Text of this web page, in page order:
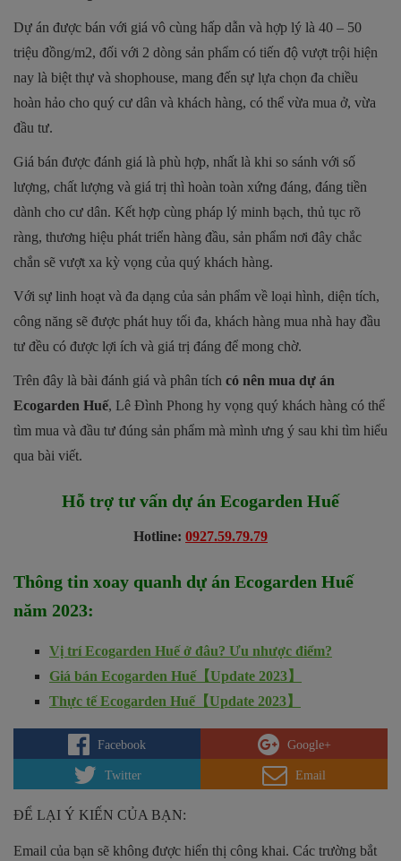
Dự án được bán với giá vô cùng hấp dẫn và hợp lý là 40 – 50
triệu đồng/m2, đối với 2 dòng sản phẩm có tiến độ vượt trội hiện
nay là biệt thự và shophouse, mang đến sự lựa chọn đa chiều
hoàn hảo cho quý cư dân và khách hàng, có thể vừa mua ở, vừa
đầu tư.
Giá bán được đánh giá là phù hợp, nhất là khi so sánh với số
lượng, chất lượng và giá trị thì hoàn toàn xứng đáng, đáng tiền
dành cho cư dân. Kết hợp cùng pháp lý minh bạch, thủ tục rõ
ràng, thương hiệu phát triển hàng đầu, sản phẩm nơi đây chắc
chắn sẽ vượt xa kỳ vọng của quý khách hàng.
Với sự linh hoạt và đa dạng của sản phẩm về loại hình, diện tích,
công năng sẽ được phát huy tối đa, khách hàng mua nhà hay đầu
tư đều có được lợi ích và giá trị đáng để mong chờ.
Trên đây là bài đánh giá và phân tích có nên mua dự án
Ecogarden Huế, Lê Đình Phong hy vọng quý khách hàng có thể
tìm mua và đầu tư đúng sản phẩm mà mình ưng ý sau khi tìm hiểu
qua bài viết.
Hỗ trợ tư vấn dự án Ecogarden Huế
Hotline: 0927.59.79.79
Thông tin xoay quanh dự án Ecogarden Huế
năm 2023:
Vị trí Ecogarden Huế ở đâu? Ưu nhược điểm?
Giá bán Ecogarden Huế【Update 2023】
Thực tế Ecogarden Huế【Update 2023】
Facebook Google+
Twitter Email
ĐỂ LẠI Ý KIẾN CỦA BẠN:
Email của bạn sẽ không được hiển thị công khai. Các trường bắt